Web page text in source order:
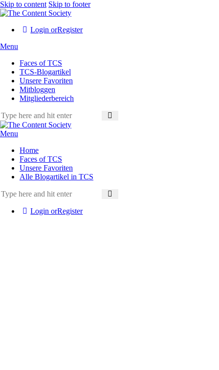
Skip to content Skip to footer
Login orRegister
Menu
Faces of TCS
TCS-Blogartikel
Unsere Favoriten
Mitbloggen
Mitgliederbereich
Menu
Home
Faces of TCS
Unsere Favoriten
Alle Blogartikel in TCS
Login orRegister